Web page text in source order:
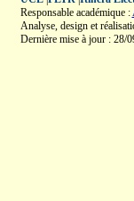
Responsable académique :
Analyse, design et
Dernière mise à jour : 28/